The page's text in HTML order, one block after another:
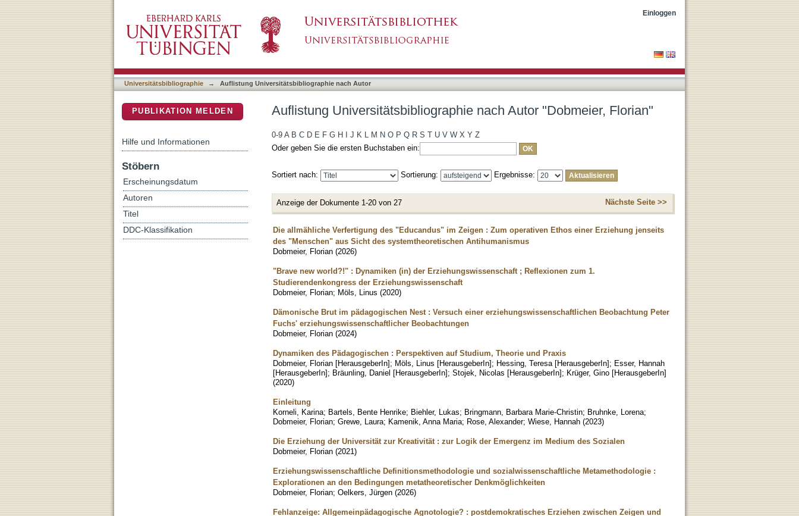
Einloggen
Universitätsbibliographie → Auflistung Universitätsbibliographie nach Autor
Auflistung Universitätsbibliographie nach Autor "Dobmeier, Florian"
0-9 A B C D E F G H J K L M N O P Q R S T U V W X Y Z
Oder geben Sie die ersten Buchstaben ein:
Sortiert nach: Sortierung: Ergebnisse:
Anzeige der Dokumente 1-20 von 27 Nächste Seite >>
Die allmähliche Verfertigung des "Educandus" im Zeigen : Zum operativen Ethos einer Erziehung jenseits
des "Menschen" aus Sicht des systemtheoretischen Antihumanismus
Dobmeier, Florian (2026)
"Brave new world?!" : Dynamiken (in) der Erziehungswissenschaft ; Reflexionen zum 1.
Studierendenkongress der Erziehungswissenschaft
Dobmeier, Florian; Möls, Linus (2020)
Dämonische Brut im pädagogischen Nest : Versuch einer erziehungswissenschaftlichen Beobachtung Peter
Fuchs' erziehungswissenschaftlicher Beobachtungen
Dobmeier, Florian (2024)
Dynamiken des Pädagogischen : Perspektiven auf Studium, Theorie und Praxis
Dobmeier, Florian [HerausgeberIn]; Möls, Linus [HerausgeberIn]; Hessing, Teresa [HerausgeberIn]; Esser, Hannah
[HerausgeberIn]; Bräunling, Daniel [HerausgeberIn]; Stojek, Nicolas [HerausgeberIn]; Krüger, Gino [HerausgeberIn]
(2020)
Einleitung
Korneli, Karina; Bartels, Bente Henrike; Biehler, Lukas; Bringmann, Barbara Marie-Christin; Bruhnke, Lorena;
Dobmeier, Florian; Grewe, Laura; Kamenik, Anna Maria; Rose, Alexander; Wiese, Hannah (2023)
Die Erziehung der Universität zur Kreativität : zur Logik der Emergenz im Medium des Sozialen
Dobmeier, Florian (2021)
Erziehungswissenschaftliche Definitionsmethodologie und sozialwissenschaftliche Metamethodologie :
Explorationen an den Bedingungen metatheoretischer Denkmöglichkeiten
Dobmeier, Florian; Oelkers, Jürgen (2026)
Fehlanzeige: Allgemeinpädagogische Agnotologie? : postdemokratisches Erziehen zwischen Zeigen und
PUBLIKATION MELDEN
Hilfe und Informationen
Stöbern
Erscheinungsdatum
Autoren
Titel
DDC-Klassifikation